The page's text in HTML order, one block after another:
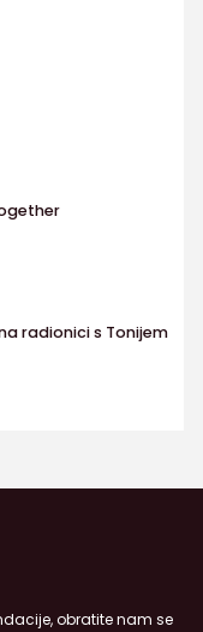
radionici s Tonijem
obratite nam se